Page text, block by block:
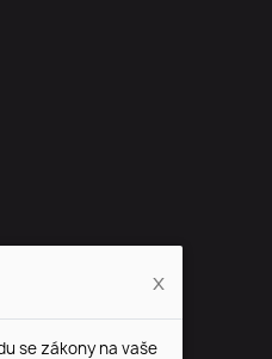
x
se zákony na vaše